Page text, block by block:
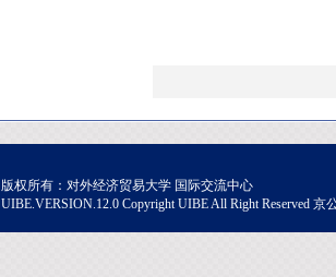
版权所有：对外经济贸易大学 国际交流中心
UIBE.VERSION.12.0 Copyright UIBE All Right Reserved 京